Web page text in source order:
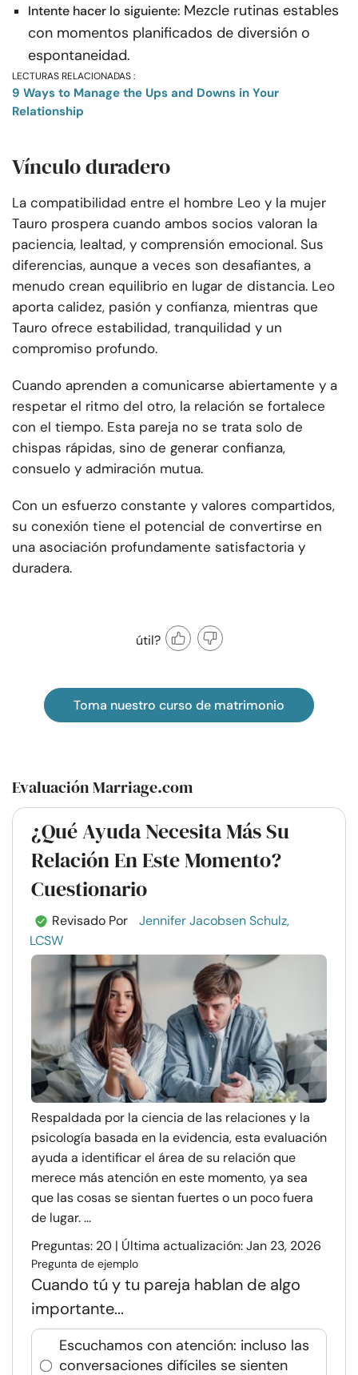
Intente hacer lo siguiente: Mezcle rutinas estables
con momentos planificados de diversión o
espontaneidad.
LECTURAS RELACIONADAS :
9 Ways to Manage the Ups and Downs in Your
Relationship
Vínculo duradero
La compatibilidad entre el hombre Leo y la mujer
Tauro prospera cuando ambos socios valoran la
paciencia, lealtad, y comprensión emocional. Sus
diferencias, aunque a veces son desafiantes, a
menudo crean equilibrio en lugar de distancia. Leo
aporta calidez, pasión y confianza, mientras que
Tauro ofrece estabilidad, tranquilidad y un
compromiso profundo.
Cuando aprenden a comunicarse abiertamente y a
respetar el ritmo del otro, la relación se fortalece
con el tiempo. Esta pareja no se trata solo de
chispas rápidas, sino de generar confianza,
consuelo y admiración mutua.
Con un esfuerzo constante y valores compartidos,
su conexión tiene el potencial de convertirse en
una asociación profundamente satisfactoria y
duradera.
útil?
Toma nuestro curso de matrimonio
Evaluación Marriage.com
¿Qué Ayuda Necesita Más Su
Relación En Este Momento?
Cuestionario
Revisado Por
Jennifer Jacobsen Schulz,
LCSW
Respaldada por la ciencia de las relaciones y la
psicología basada en la evidencia, esta evaluación
ayuda a identificar el área de su relación que
merece más atención en este momento, ya sea
que las cosas se sientan fuertes o un poco fuera
de lugar. ...
Preguntas: 20 | Última actualización: Jan 23, 2026
Pregunta de ejemplo
Cuando tú y tu pareja hablan de algo
importante...
Escuchamos con atención: incluso las
conversaciones difíciles se sienten